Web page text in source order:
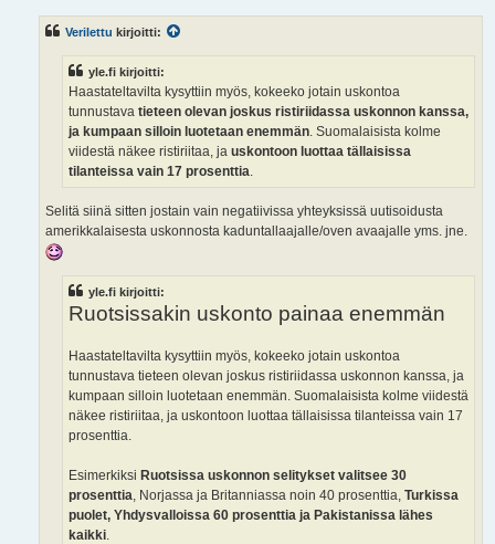
Verilettu kirjoitti:
yle.fi kirjoitti:
Haastateltavilta kysyttiin myös, kokeeko jotain uskontoa
tunnustava tieteen olevan joskus ristiriidassa uskonnon kanssa,
ja kumpaan silloin luotetaan enemmän. Suomalaisista kolme
viidestä näkee ristiriitaa, ja uskontoon luottaa tällaisissa
tilanteissa vain 17 prosenttia.
Selitä siinä sitten jostain vain negatiivissa yhteyksissä uutisoidusta
amerikkalaisesta uskonnosta kaduntallaajalle/oven avaajalle yms. jne.
yle.fi kirjoitti:
Ruotsissakin uskonto painaa enemmän
Haastateltavilta kysyttiin myös, kokeeko jotain uskontoa
tunnustava tieteen olevan joskus ristiriidassa uskonnon kanssa, ja
kumpaan silloin luotetaan enemmän. Suomalaisista kolme viidestä
näkee ristiriitaa, ja uskontoon luottaa tällaisissa tilanteissa vain 17
prosenttia.
Esimerkiksi Ruotsissa uskonnon selitykset valitsee 30
prosenttia , Norjassa ja Britanniassa noin 40 prosenttia, Turkissa
puolet, Yhdysvalloissa 60 prosenttia ja Pakistanissa lähes
kaikki